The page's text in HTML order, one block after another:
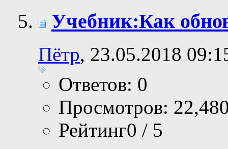
Учебник:Как
Пётр, 23.05.2018
Ответов: 0
Просмотров:
Рейтинг0 / 5